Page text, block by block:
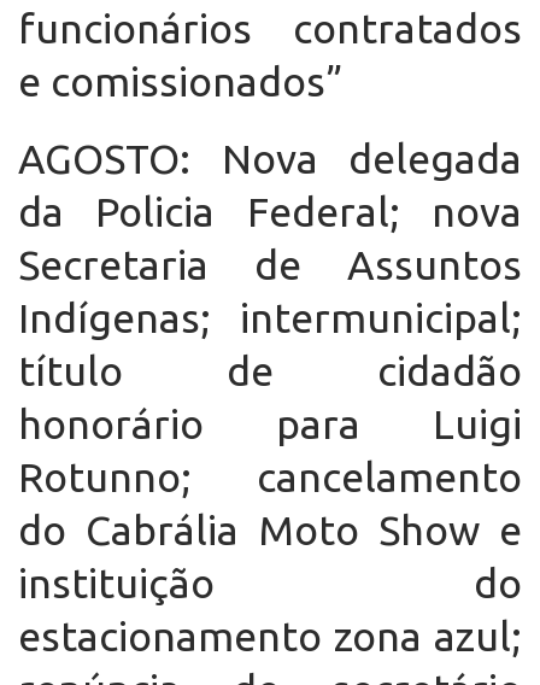
funcionários contratados
e comissionados”
AGOSTO: Nova delegada
da Policia Federal; nova
Secretaria de Assuntos
Indígenas; intermunicipal;
título de cidadão
honorário para Luigi
Rotunno; cancelamento
do Cabrália Moto Show e
instituição do
estacionamento zona azul;